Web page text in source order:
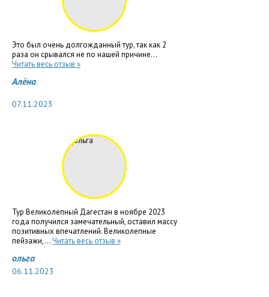
Это был очень долгожданный тур, так как 2
раза он срывался не по нашей причине...
Читать весь отзыв »
Алёна
07.11.2023
Тур Великолепный Дагестан в ноябре 2023
года получился замечательный, оставил массу
позитивных впечатлений. Великолепные
пейзажи,...Читать весь отзыв »
ольга
06.11.2023